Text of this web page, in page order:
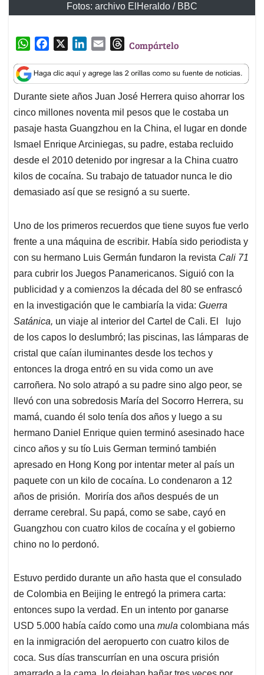
Fotos: archivo ElHeraldo / BBC
W
a
t
s
A
p
p
c
e
b
o
o
k
n
k
e
d
I
n
a
i
l
T
r
e
a
d
s
Compártelo
Durante siete años Juan José Herrera quiso ahorrar los
cinco millones noventa mil pesos que le costaba un
pasaje hasta Guangzhou en la China, el lugar en donde
Ismael Enrique Arciniegas, su padre, estaba recluido
desde el 2010 detenido por ingresar a la China cuatro
kilos de cocaína. Su trabajo de tatuador nunca le dio
demasiado así que se resignó a su suerte.
Uno de los primeros recuerdos que tiene suyos fue verlo
frente a una máquina de escribir. Había sido periodista y
con su hermano Luis Germán fundaron la revista Cali 71
para cubrir los Juegos Panamericanos. Siguió con la
publicidad y a comienzos la década del 80 se enfrascó
en la investigación que le cambiaría la vida: Guerra
Satánica, un viaje al interior del Cartel de Cali. El lujo
de los capos lo deslumbró; las piscinas, las lámparas de
cristal que caían iluminantes desde los techos y
entonces la droga entró en su vida como un ave
carroñera. No solo atrapó a su padre sino algo peor, se
llevó con una sobredosis María del Socorro Herrera, su
mamá, cuando él solo tenía dos años y luego a su
hermano Daniel Enrique quien terminó asesinado hace
cinco años y su tío Luis German terminó también
apresado en Hong Kong por intentar meter al país un
paquete con un kilo de cocaína. Lo condenaron a 12
años de prisión. Moriría dos años después de un
derrame cerebral. Su papá, como se sabe, cayó en
Guangzhou con cuatro kilos de cocaína y el gobierno
chino no lo perdonó.
Estuvo perdido durante un año hasta que el consulado
de Colombia en Beijing le entregó la primera carta:
entonces supo la verdad. En un intento por ganarse
USD 5.000 había caído como una mula colombiana más
en la inmigración del aeropuerto con cuatro kilos de
coca. Sus días transcurrían en una oscura prisión